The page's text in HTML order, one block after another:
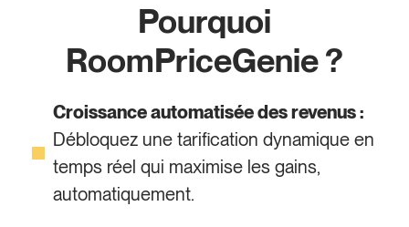
Pourquoi
RoomPriceGenie ?
Croissance automatisée des revenus :
Débloquez une tarification dynamique en
temps réel qui maximise les gains,
automatiquement.